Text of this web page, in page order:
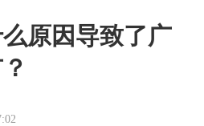
原因导致了广